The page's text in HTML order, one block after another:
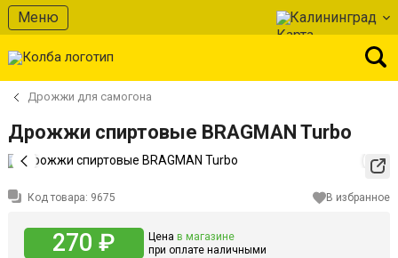
Меню Калининград
Дрожжи для самогона
Дрожжи спиртовые BRAGMAN Turbo
Код товара: 9675 В избранное
270 ₽ Цена в магазине
при оплате наличными